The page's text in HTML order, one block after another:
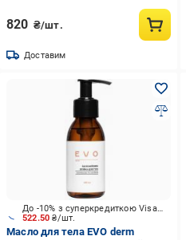
820 ₴/шт.
Доставим
522.50₴/шт.
До -10% з суперкредиткою Visa Вигода
Масло для тела EVO derm